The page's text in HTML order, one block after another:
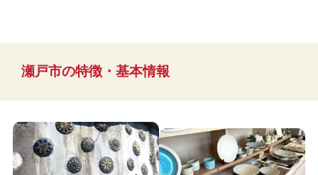
瀬戸市の特徴・基本情報